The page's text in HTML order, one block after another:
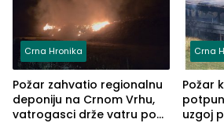
Crna Hronika
Požar zahvatio regionalnu
deponiju na Crnom Vrhu,
vatrogasci drže vatru pod
Crna
Požar
uzgoj